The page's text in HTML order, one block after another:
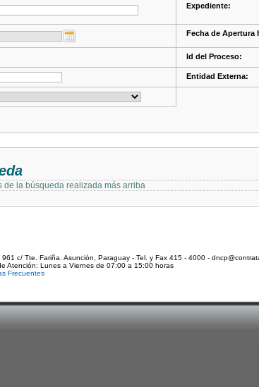
Expediente:
Fecha de Apertura
Id del Proceso:
Entidad Externa:
de la búsqueda realizada más arriba
961 c/ Tte. Fariña. Asunción, Paraguay - Tel. y Fax 415 - 4000 -
Atención: Lunes a Viernes de 07:00 a 15:00 horas
Frecuentes